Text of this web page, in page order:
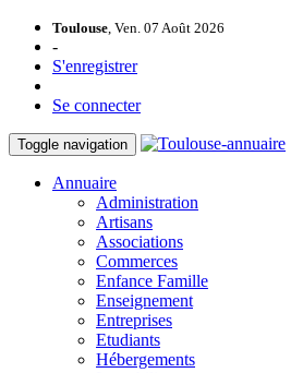
Toulouse, Ven. 07 Août 2026
-
S'enregistrer
Se connecter
Toggle navigation
Annuaire
Administration
Artisans
Associations
Commerces
Enfance Famille
Enseignement
Entreprises
Etudiants
Hébergements